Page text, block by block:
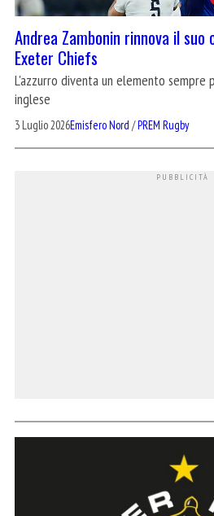
Andrea Zambonin rinnova il
Exeter Chiefs
L'azzurro diventa un elemento sempre
inglese
3 Luglio 2026Emisfero Nord /PREM Rugby